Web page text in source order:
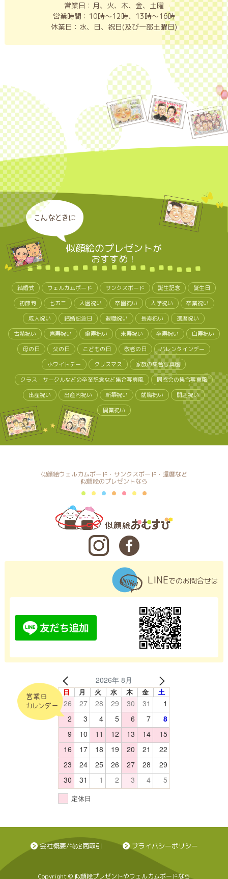
営業日：月、火、木、金、土曜
営業時間：10時～12時、13時～16時
休業日：水、日、祝日(及び一部土曜日)
こんなときに
似顔絵のプレゼントが
おすすめ！
結婚式 ウェルカムボード サンクスボード 誕生記念
誕生日
初節句
七五三 入園祝い 卒園祝い 入学祝い
卒業祝い
成人祝い
結婚記念日 退職祝い 長寿祝い
還暦祝い
古希祝い
喜寿祝い 傘寿祝い 米寿祝い 卒寿祝い
白寿祝い
母の日
父の日 こどもの日 敬老の日
バレンタインデー
ホワイトデー
クリスマス
家族の集合写真風
クラス・サークルなどの卒業記念など集合写真風
同窓会の集合写真風
出産祝い
出産内祝い 新築祝い 就職祝い
開店祝い
開業祝い
似顔絵ウェルカムボード・サンクスボード・還暦など
似顔絵のプレゼントなら
LINEでのお問合せは
営業日
カレンダー
2026年 8月
日 月 火 水 木 金 土
26 27 28 29 30 31
1
2
3 4 5 6 7
8
9
10 11 12 13 14
15
16
17 18 19 20 21
22
23
24 25 26 27 28
29
30
31 1 2 3 4 5
定休日
会社概要/特定商取引 プライバシーポリシー
Copyright © 似顔絵プレゼントやウェルカムボードなら